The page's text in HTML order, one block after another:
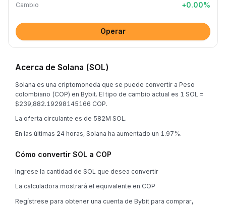
Cambio +0.00%
Operar
Acerca de Solana (SOL)
Solana es una criptomoneda que se puede convertir a Peso
colombiano (COP) en Bybit. El tipo de cambio actual es 1 SOL =
$239,882.19298145166 COP.
La oferta circulante es de 582M SOL.
En las últimas 24 horas, Solana ha aumentado un 1.97%.
Cómo convertir SOL a COP
Ingrese la cantidad de SOL que desea convertir
La calculadora mostrará el equivalente en COP
Regístrese para obtener una cuenta de Bybit para comprar,